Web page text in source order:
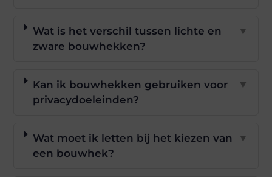
Wat is het verschil tussen lichte en
zware bouwhekken?
▼
Kan ik bouwhekken gebruiken voor
privacydoeleinden?
▼
Wat moet ik letten bij het kiezen van
een bouwhek?
▼